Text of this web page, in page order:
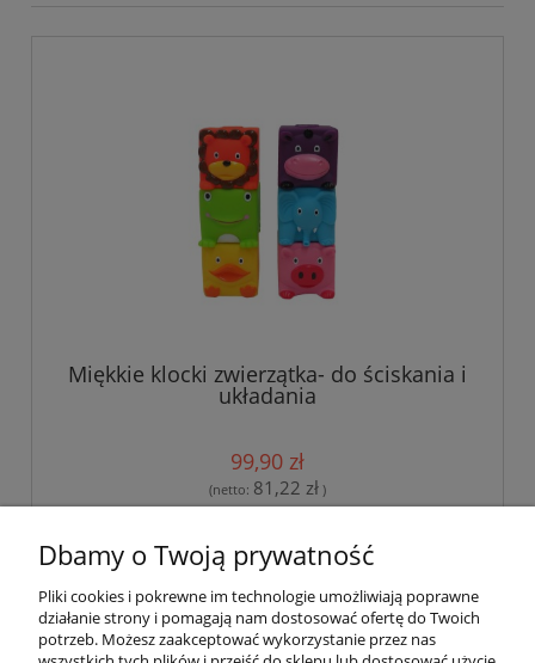
Miękkie klocki zwierzątka- do ściskania i
układania
99,90 zł
(netto: 81,22 zł )
Pomoc
Dbamy o Twoją prywatność
Pliki cookies i pokrewne im technologie umożliwiają poprawne
działanie strony i pomagają nam dostosować ofertę do Twoich
potrzeb. Możesz zaakceptować wykorzystanie przez nas